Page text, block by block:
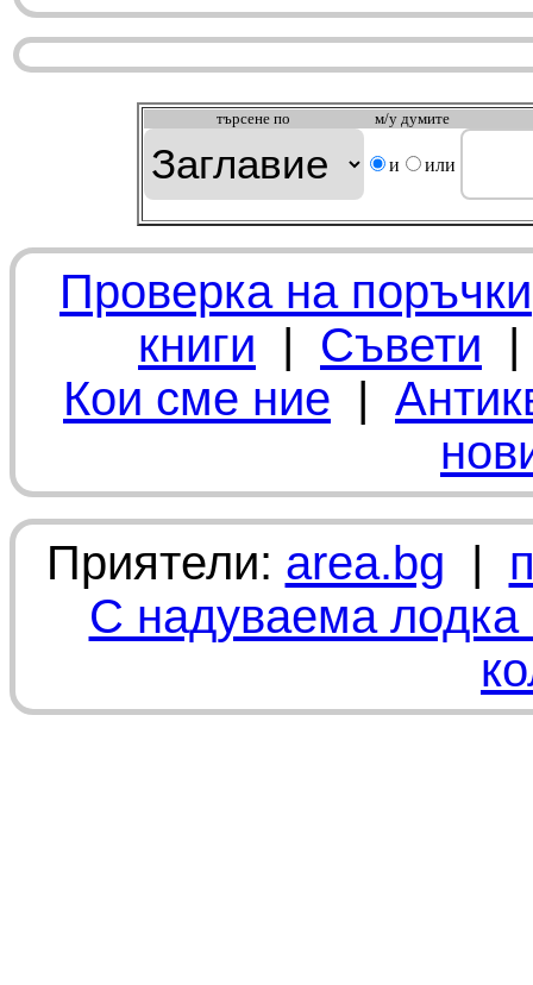
търсeне по м/у думите
и или
Проверка на поръчки
книги | Съвети
Кои сме ние |
Приятели: area.bg |
С надуваема лодка